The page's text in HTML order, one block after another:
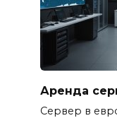
Аренда
Сервер в